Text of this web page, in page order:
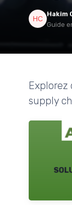
Hakim
Guide
supply